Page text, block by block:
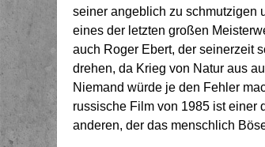
seiner angeblich zu schmutzigen
eines der letzten großen
auch Roger Ebert, der seinerzeit
drehen, da Krieg von Natur aus
Niemand würde je den Fehler
russische Film von 1985 ist einer
anderen, der das menschlich